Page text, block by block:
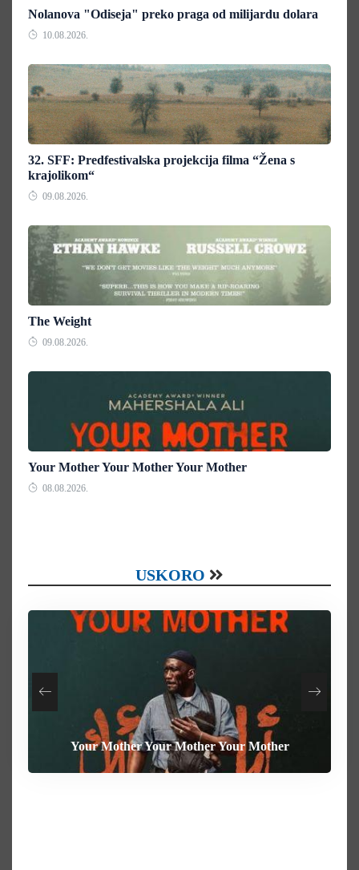
Nolanova "Odiseja" preko praga od milijardu dolara
10.08.2026.
32. SFF: Predfestivalska projekcija filma “Žena s
krajolikom“
09.08.2026.
The Weight
09.08.2026.
Your Mother Your Mother Your Mother
08.08.2026.
USKORO
The Weight
Your Mother Your Mother Your Mother
Heart of the Beast
Behemoth